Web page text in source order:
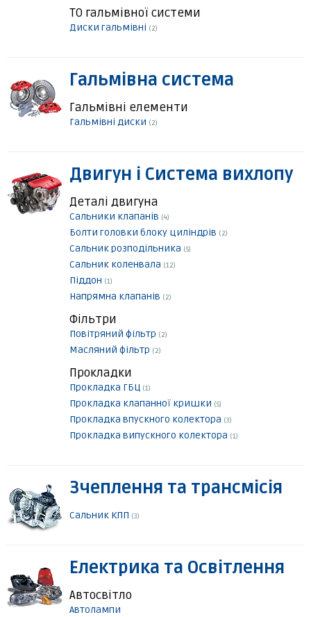
ТО гальмівної системи
Диски гальмівні (2)
Гальмівна система
Гальмівні елементи
Гальмівні диски (2)
Двигун і Система вихлопу
Деталі двигуна
Сальники клапанів (4)
Болти головки блоку циліндрів (2)
Сальник розподільника (5)
Сальник коленвала (12)
Піддон (1)
Напрямна клапанів (2)
Фільтри
Повітряний фільтр (2)
Масляний фільтр (2)
Прокладки
Прокладка ГБЦ (1)
Прокладка клапанної кришки (5)
Прокладка впускного колектора (3)
Прокладка випускного колектора (1)
Зчеплення та трансмісія
Сальник КПП (3)
Електрика та Освітлення
Автосвітло
Автолампи